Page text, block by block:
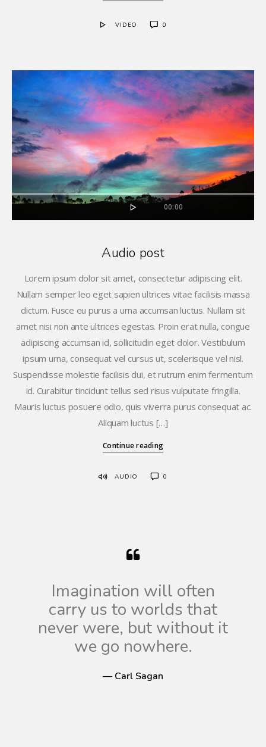
VIDEO 0
00:00
Audio post
Lorem ipsum dolor sit amet, consectetur adipiscing elit.
Nullam semper leo eget sapien ultrices vitae facilisis massa
dictum. Fusce eu purus a urna accumsan luctus. Nullam sit
amet nisi non ante ultrices egestas. Proin erat nulla, congue
adipiscing accumsan id, sollicitudin eget dolor. Vestibulum
ipsum urna, consequat vel cursus ut, scelerisque vel nisl.
Suspendisse molestie facilisis dui, et rutrum enim fermentum
id. Curabitur tincidunt tellus sed risus vulputate fringilla.
Mauris luctus posuere odio, quis viverra purus consequat ac.
Aliquam luctus […]
Continue reading
AUDIO 0
Imagination will often
carry us to worlds that
never were, but without it
we go nowhere.
— Carl Sagan